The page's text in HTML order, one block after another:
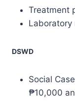
Treatment
Laboratory
DSWD
Social
₱10,000